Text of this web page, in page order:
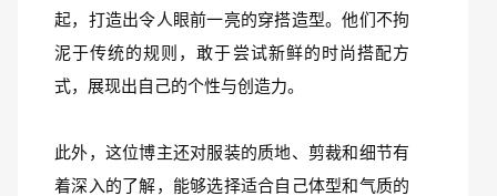
起，打造出令人眼前一亮的穿搭造型。他们不拘
泥于传统的规则，敢于尝试新鲜的时尚搭配方
式，展现出自己的个性与创造力。
此外，这位博主还对服装的质地、剪裁和细节有
着深入的了解，能够选择适合自己体型和气质的